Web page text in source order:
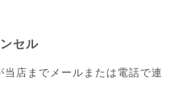
セル
店までメールまたは電話で連